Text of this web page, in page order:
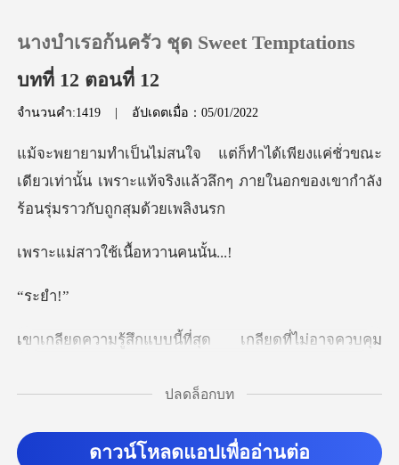
เติมเงิน
ออกจากระบบ
ดาวน์โหลดแอป
นางบำเรอก้นครัว ชุด Sweet Temptations
บทที่ 12 ตอนที่ 12
จำนวนคำ:1419 | อัปเดตเมื่อ：05/01/2022
่วขณะ
เดียวเท่านั้น เพราะแท้จริงแล้วลึกๆ ภายใน
ใช้เนื้อหวา
ะย
ควบคุม
เป็นแบบนี
ปลดล็อกบท
ดาวน์โหลดแอปเพื่ออ่านต่อ